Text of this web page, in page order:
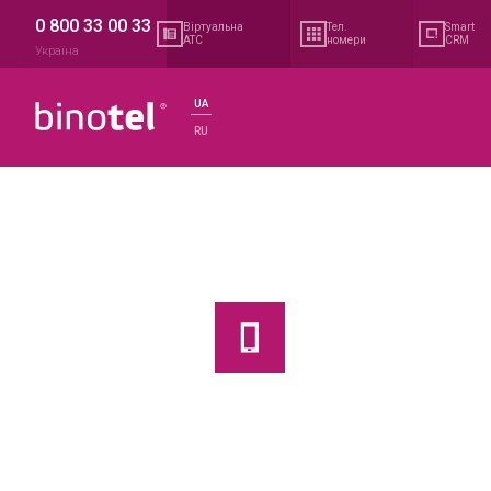
0 800 33 00 33
Україна
Віртуальна
ATC
Тел.
номери
Smart
CRM
UA
RU